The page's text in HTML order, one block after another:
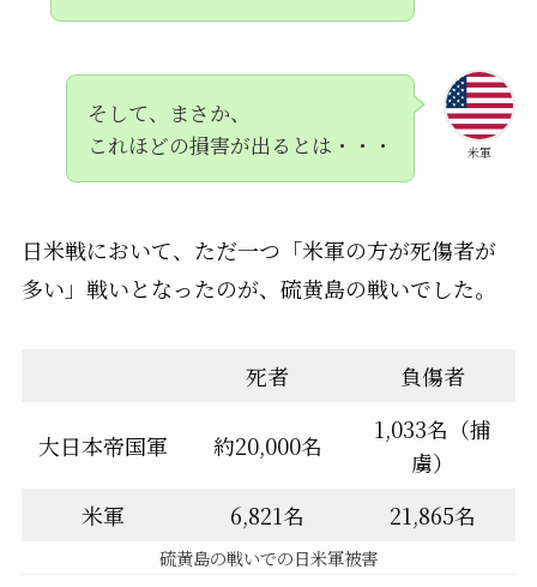
米軍
そして、まさか、
これほどの損害が出るとは・・・
日米戦において、ただ一つ「米軍の方が死傷者が
多い」戦いとなったのが、硫黄島の戦いでした。
死者 負傷者
大日本帝国軍 約20,000名
1,033名（捕
虜）
米軍
6,821名 21,865名
硫黄島の戦いでの日米軍被害